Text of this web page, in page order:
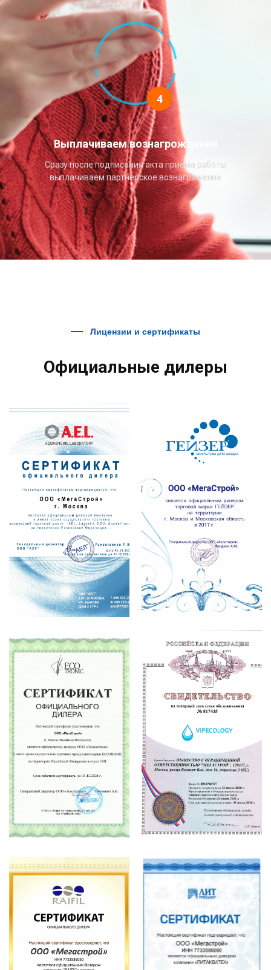
4
Выплачиваем вознагрождение
Сразу после подписания акта приема работы
выплачиваем партнерское вознагражение
Лицензии и сертификаты
Официальные дилеры